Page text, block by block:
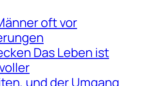
oft vor
Das Leben ist
und der Umgang